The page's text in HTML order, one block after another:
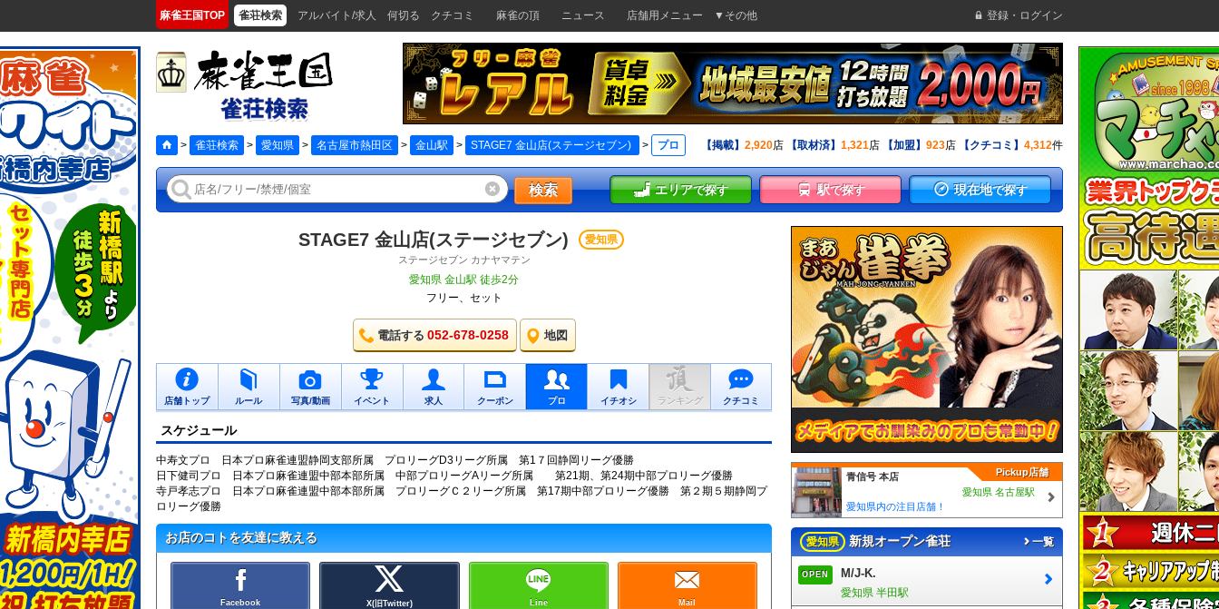
麻雀王国TOP 雀荘検索 アルバイト/求人 何切る クチコミ 麻雀の頂 ニュース 店舗用メニュー ▼その他 登録・ログイン
> 雀荘検索 > 愛知県 > 名古屋市熱田区 > 金山駅 > STAGE7 金山店(ステージセブン) > プロ 【掲載】 2,920店 【取材済】 1,321店 【加盟】 923店 【クチコミ】 4,312件
検索 エリアで探す 駅で探す 現在地で探す
STAGE7 金山店(ステージセブン) 愛知県
ステージセブン カナヤマテン
愛知県 金山駅 徒歩2分
フリー、セット
電話する 052-678-0258 地図
店舗トップ ルール 写真/動画 イベント 求人 クーポン プロ イチオシ ランキング クチコミ
スケジュール
中寿文プロ 日本プロ麻雀連盟静岡支部所属 プロリーグD3リーグ所属 第1７回静岡リーグ優勝
日下健司プロ 日本プロ麻雀連盟中部本部所属 中部プロリーグAリーグ所属 第21期、第24期中部プロリーグ優勝
寺戸孝志プロ 日本プロ麻雀連盟中部本部所属 プロリーグＣ２リーグ所属 第17期中部プロリーグ優勝 第２期５期静岡プ
ロリーグ優勝
お店のコトを友達に教える
Facebook X(旧Twitter) Line Mail
Pickup店舗
青信号 本店
愛知県 名古屋駅
愛知県内の注目店舗！
愛知県 新規オープン雀荘 一覧
OPEN M/J-K.
愛知県 半田駅